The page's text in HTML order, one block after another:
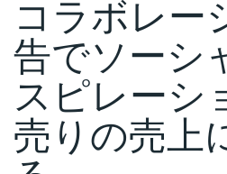
コラボレー
告でソーシ
スピレーシ
売りの売上